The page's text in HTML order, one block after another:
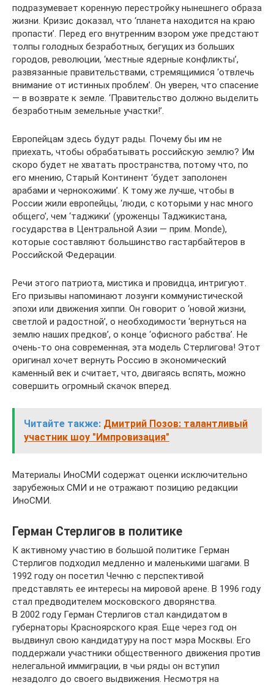
подразумевает коренную перестройку нынешнего образа
жизни. Кризис доказал, что ‘планета находится на краю
пропасти’. Перед его внутренним взором уже предстают
толпы голодных безработных, бегущих из больших
городов, революции, ‘местные ядерные конфликты’,
развязанные правительствами, стремящимися ‘отвлечь
внимание от истинных проблем’. Он уверен, что спасение
— в возврате к земле. ‘Правительство должно выделить
безработным земельные участки!’.
Европейцам здесь будут рады. Почему бы им не
приехать, чтобы обрабатывать российскую землю? Им
скоро будет не хватать пространства, потому что, по
его мнению, Старый Континент ‘будет заполонен
арабами и чернокожими’. К тому же лучше, чтобы в
России жили европейцы, ‘люди, с которыми у нас много
общего’, чем ‘таджики’ (уроженцы Таджикистана,
государства в Центральной Азии — прим. Monde),
которые составляют большинство гастарбайтеров в
Российской Федерации.
Речи этого патриота, мистика и провидца, интригуют.
Его призывы напоминают лозунги коммунистической
эпохи или движения хиппи. Он говорит о ‘новой жизни,
светлой и радостной’, о необходимости ‘вернуться на
землю наших предков’, о конце ‘офисного рабства’. Не
очень-то она современная, эта модель Стерлигова! Этот
оригинал хочет вернуть Россию в экономический
каменный век и считает, что, двигаясь вспять, можно
совершить огромный скачок вперед.
Читайте также: Дмитрий Позов: талантливый
участник шоу "Импровизация"
Материалы ИноСМИ содержат оценки исключительно
зарубежных СМИ и не отражают позицию редакции
ИноСМИ.
Герман Стерлигов в политике
К активному участию в большой политике Герман
Стерлигов подходил медленно и маленькими шагами. В
1992 году он посетил Чечню с перспективой
представлять ее интересы на мировой арене. В 1996 году
стал предводителем московского дворянства.
В 2002 году Герман Стерлигов стал кандидатом в
губернаторы Красноярского края. Еще через год он
выдвинул свою кандидатуру на пост мэра Москвы. Его
поддержали участники общественного движения против
нелегальной иммиграции, в чьи ряды он вступил
незадолго до своего выдвижения. Несмотря на